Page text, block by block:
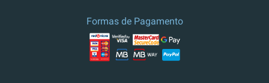
Formas de Pagamento